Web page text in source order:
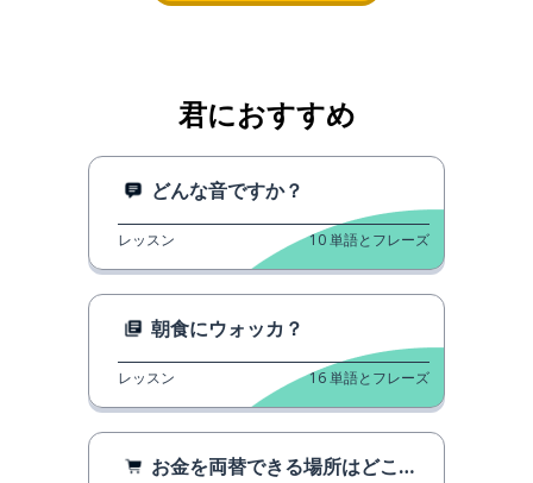
君におすすめ
どんな音ですか？
レッスン 10単語とフレーズ
朝食にウォッカ？
レッスン 16単語とフレーズ
お金を両替できる場所はどこですか？